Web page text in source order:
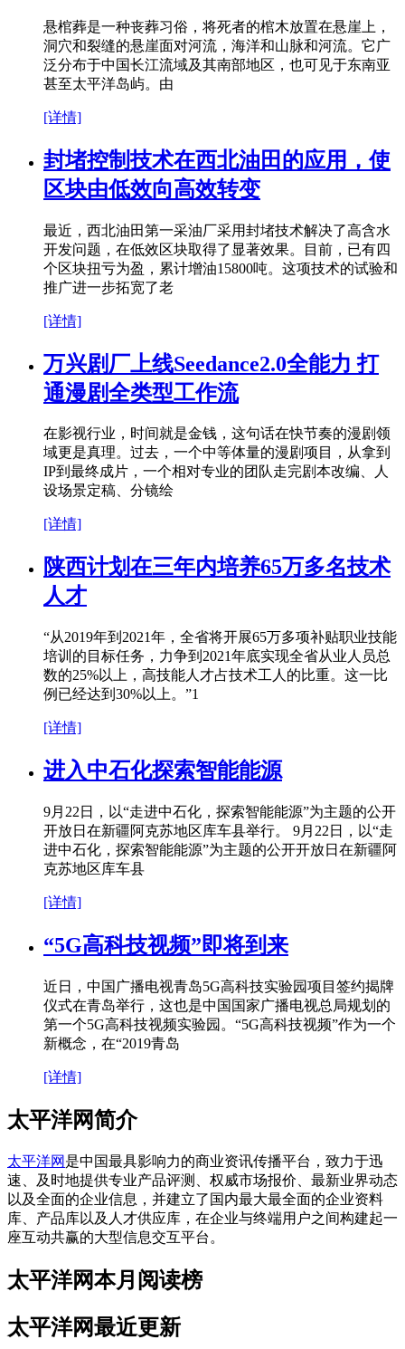
悬棺葬是一种丧葬习俗，将死者的棺木放置在悬崖上，
洞穴和裂缝的悬崖面对河流，海洋和山脉和河流。它广
泛分布于中国长江流域及其南部地区，也可见于东南亚
甚至太平洋岛屿。由
[详情]
封堵控制技术在西北油田的应用，使
区块由低效向高效转变
最近，西北油田第一采油厂采用封堵技术解决了高含水
开发问题，在低效区块取得了显著效果。目前，已有四
个区块扭亏为盈，累计增油15800吨。这项技术的试验和
推广进一步拓宽了老
[详情]
万兴剧厂上线Seedance2.0全能力 打
通漫剧全类型工作流
在影视行业，时间就是金钱，这句话在快节奏的漫剧领
域更是真理。过去，一个中等体量的漫剧项目，从拿到
IP到最终成片，一个相对专业的团队走完剧本改编、人
设场景定稿、分镜绘
[详情]
陕西计划在三年内培养65万多名技术
人才
“从2019年到2021年，全省将开展65万多项补贴职业技能
培训的目标任务，力争到2021年底实现全省从业人员总
数的25%以上，高技能人才占技术工人的比重。这一比
例已经达到30%以上。”1
[详情]
进入中石化探索智能能源
9月22日，以“走进中石化，探索智能能源”为主题的公开
开放日在新疆阿克苏地区库车县举行。 9月22日，以“走
进中石化，探索智能能源”为主题的公开开放日在新疆阿
克苏地区库车县
[详情]
“5G高科技视频”即将到来
近日，中国广播电视青岛5G高科技实验园项目签约揭牌
仪式在青岛举行，这也是中国国家广播电视总局规划的
第一个5G高科技视频实验园。“5G高科技视频”作为一个
新概念，在“2019青岛
[详情]
太平洋网简介
太平洋网 是中国最具影响力的商业资讯传播平台，致力于迅
速、及时地提供专业产品评测、权威市场报价、最新业界动态
以及全面的企业信息，并建立了国内最大最全面的企业资料
库、产品库以及人才供应库，在企业与终端用户之间构建起一
座互动共赢的大型信息交互平台。
太平洋网本月阅读榜
太平洋网最近更新